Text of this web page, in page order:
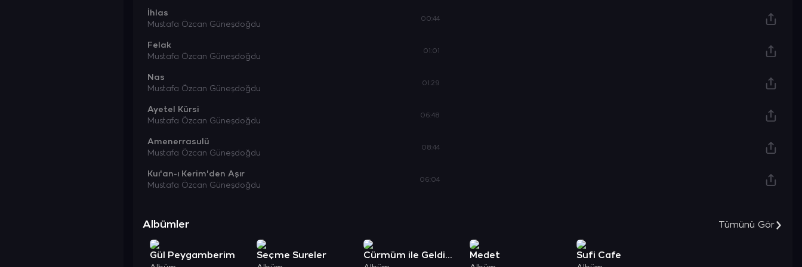
İhlas
Mustafa Özcan Güneşdoğdu
00:44
Felak
Mustafa Özcan Güneşdoğdu
01:01
Nas
Mustafa Özcan Güneşdoğdu
01:29
Ayetel Kürsi
Mustafa Özcan Güneşdoğdu
06:48
Amenerrasulü
Mustafa Özcan Güneşdoğdu
08:44
Kuı'an-ı Kerim'den Aşır
Mustafa Özcan Güneşdoğdu
06:04
Albümler Tümünü Gör
Gül Peygamberim Seçme Sureler Cürmüm ile Geldim Sana 2 Medet Sufi Cafe